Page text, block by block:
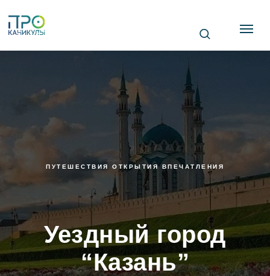
ПУТЕШЕСТВИЯ ОТКРЫТИЯ ВПЕЧАТЛЕНИЯ
Уездный город
“Казань”